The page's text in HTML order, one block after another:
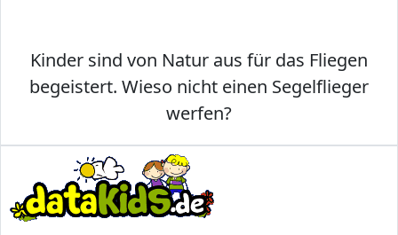
Kinder sind von Natur aus für das Fliegen
begeistert. Wieso nicht einen Segelflieger
werfen?